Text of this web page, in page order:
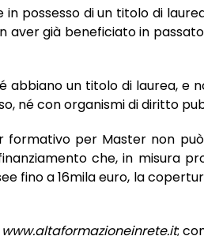
in possesso di un titolo di
aver già beneficiato in
abbiano un titolo di laurea, e
né con organismi di diritto
formativo per Master non
che, in misura
fino a 16mila euro, la
www.altaformazioneinrete.it;